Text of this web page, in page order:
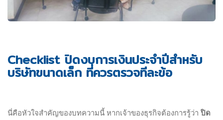
Checklist ปิดงบการเงินประจำปีสำหรับ
บริษัทขนาดเล็ก ที่ควรตรวจทีละข้อ
นี่คือหัวใจสำคัญของบทความนี้ หากเจ้าของธุรกิจต้องการรู้ว่า ปิด